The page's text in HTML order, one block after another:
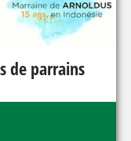
de parrains